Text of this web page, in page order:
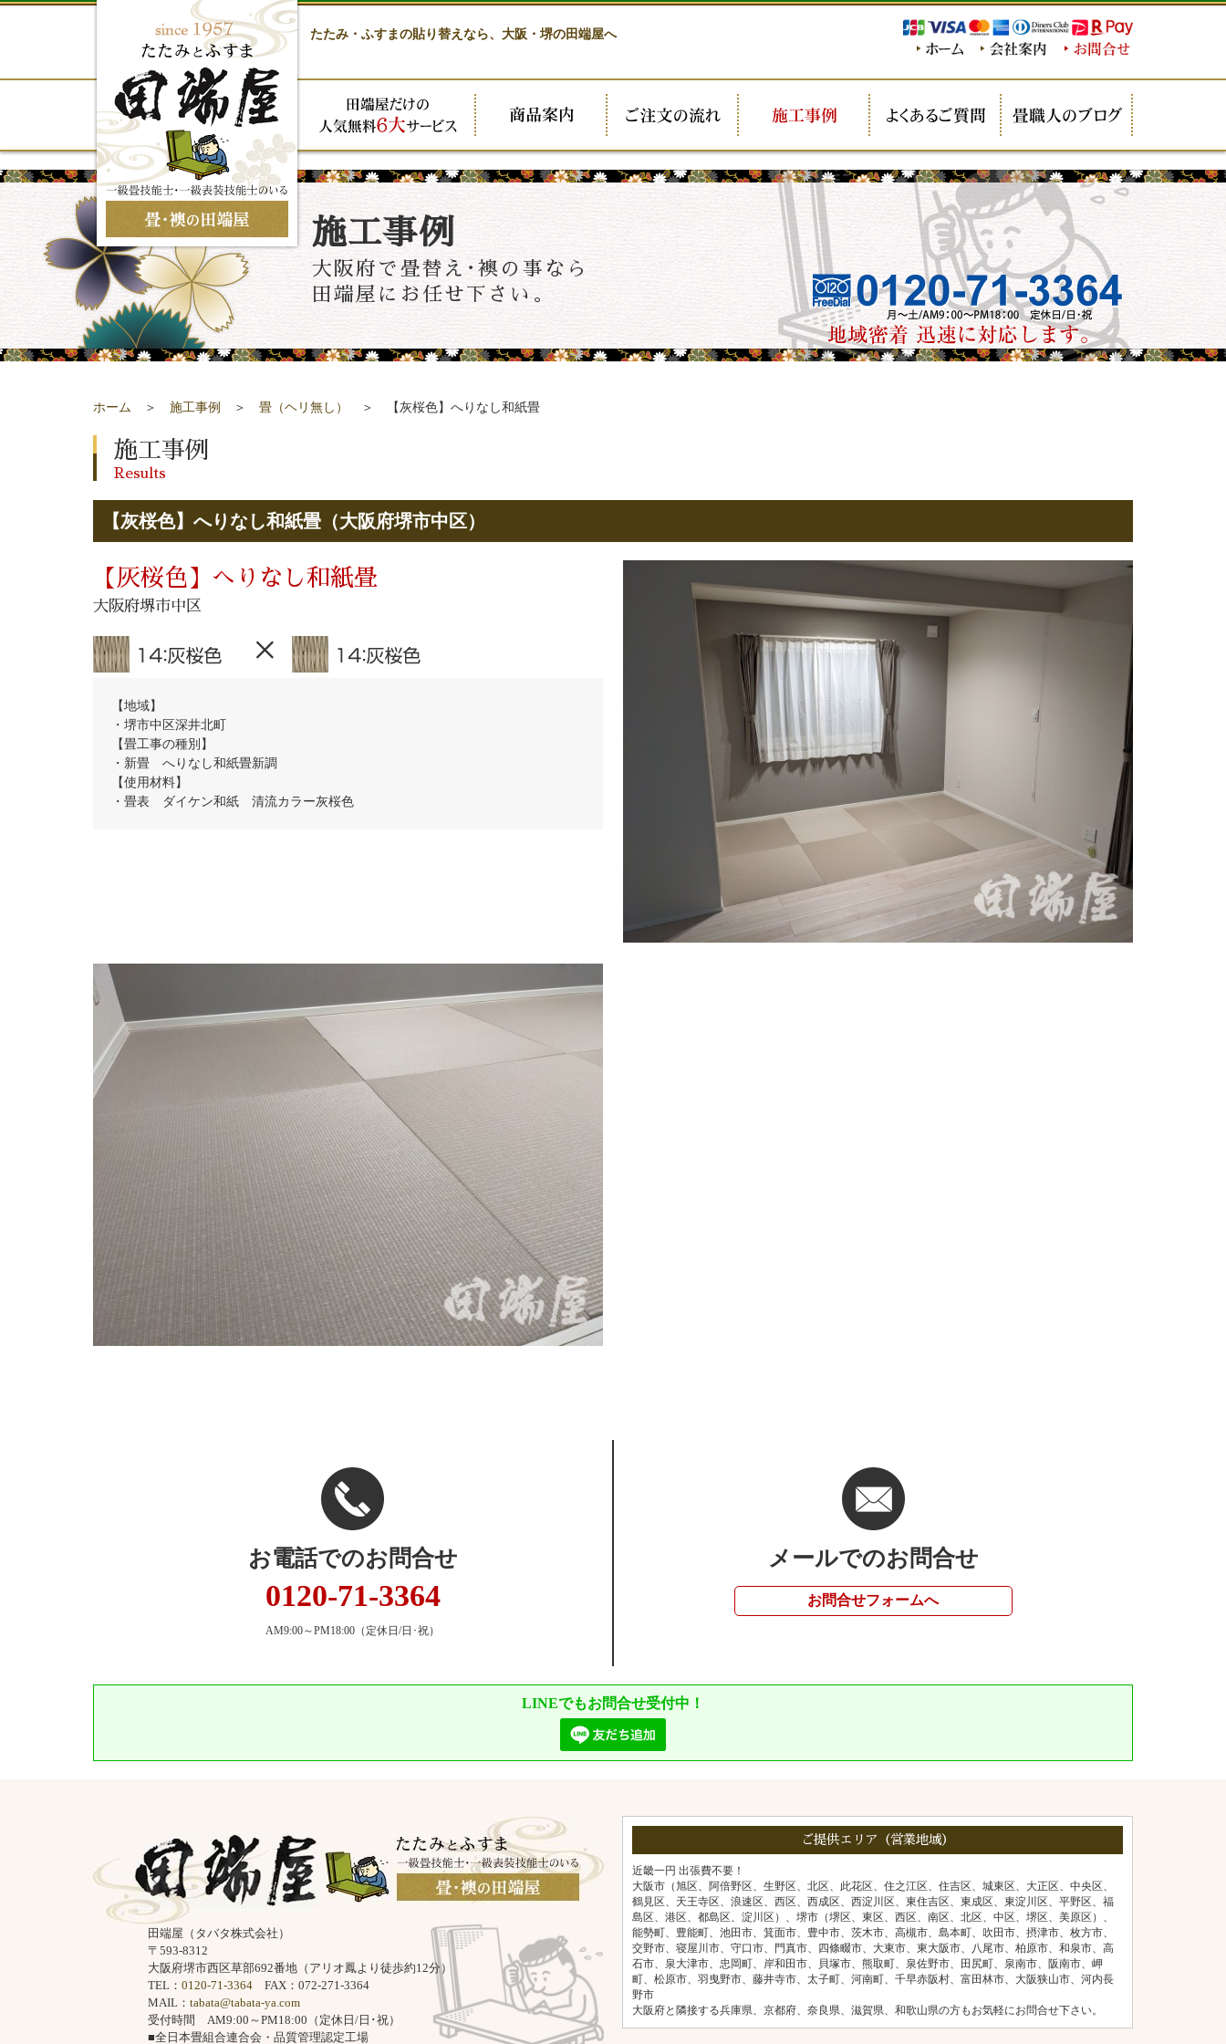
たたみ・ふすまの貼り替えなら、 大阪・堺の田端屋へ
施工事例
大阪府で畳替え･襖の事なら
田端屋にお任せ下さい。
ホーム ＞ 施工事例 ＞ 畳（ヘリ無し） ＞ 【灰桜色】へりなし和紙畳
施工事例
Results
【灰桜色】へりなし和紙畳（大阪府堺市中区）
【灰桜色】へりなし和紙畳
大阪府堺市中区
【地域】
・堺市中区深井北町
【畳工事の種別】
・新畳 へりなし和紙畳新調
【使用材料】
・畳表 ダイケン和紙 清流カラー灰桜色
お電話でのお問合せ
0120-71-3364
AM9:00～PM18:00 （定休日/日･祝）
メールでのお問合せ
お問合せフォームへ
LINEでもお問合せ受付中！
田端屋（タバタ株式会社）
〒593-8312
大阪府堺市西区草部692番地（アリオ鳳より徒歩約12分）
TEL： 0120-71-3364 FAX：072-271-3364
MAIL： tabata@tabata-ya.com
受付時間 AM9:00～PM18:00（定休日/日･祝）
■全日本畳組合連合会・品質管理認定工場
ご提供エリア（営業地域）
近畿一円 出張費不要！
大阪市（旭区、阿倍野区、生野区、北区、此花区、住之江区、住吉区、城東区、大正区、中央区、
鶴見区、天王寺区、浪速区、西区、西成区、西淀川区、東住吉区、東成区、東淀川区、平野区、福
島区、港区、都島区、淀川区）、堺市（堺区、東区、西区、南区、北区、中区、堺区、美原区）、
能勢町、豊能町、池田市、箕面市、豊中市、茨木市、高槻市、島本町、吹田市、摂津市、枚方市、
交野市、寝屋川市、守口市、門真市、四條畷市、大東市、東大阪市、八尾市、柏原市、和泉市、高
石市、泉大津市、忠岡町、岸和田市、貝塚市、熊取町、泉佐野市、田尻町、泉南市、阪南市、岬
町、松原市、羽曳野市、藤井寺市、太子町、河南町、千早赤阪村、富田林市、大阪狭山市、河内長
野市
大阪府と隣接する兵庫県、京都府、奈良県、滋賀県、和歌山県の方もお気軽にお問合せ下さい。